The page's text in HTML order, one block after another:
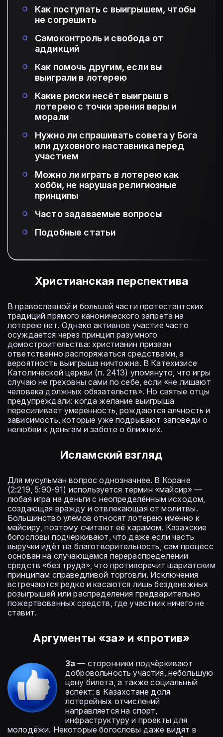
Как поступать с выигрышем, чтобы
не согрешить
Самоконтроль и свобода от
аддикций
Как помочь другим, если вы
выиграли в лотерею
Какие риски несёт выигрыш в
лотерею с точки зрения веры и
морали
Нужно ли спрашивать совета у Бога
или духовного наставника перед
участием
Можно ли играть в лотерею как
хобби, не нарушая религиозные
принципы
Часто задаваемые вопросы
Подобные статьи
Христианская перспектива
В православной и большей части протестантских
традиций прямого канонического запрета на
лотерею нет. Однако активное участие часто
осуждается через принцип разумного
домостроительства: христианин призван
ответственно распоряжаться средствами, а
вероятность выигрыша ничтожна. В Катехизисе
Католической церкви (п. 2413) упомянуто, что игры
случаю не греховны сами по себе, если «не лишают
человека должных обязательств». Но святые отцы
предупреждали: когда желание выигрыша
пересиливает умеренность, рождаются алчность и
зависимость, которые уже подрывают заповеди о
нелюбви к деньгам и заботе о ближних.
Исламский взгляд
Для мусульман вопрос однозначнее. В Коране
(2:219, 5:90-91) используется термин «майсир» —
любая игра на деньги с неопределённым исходом,
создающая вражду и отвлекающая от молитвы.
Большинство улемов относят лотерею именно к
майсиру, поэтому считают её харамом. Казахские
богословы подчёркивают, что даже если часть
выручки идёт на благотворительность, сам процесс
основан на случающемся перераспределении
средств «без труда», что противоречит шариатским
принципам справедливой торговли. Исключения
встречаются редко и касаются лишь безденежных
розыгрышей или распределения предварительно
пожертвованных средств, где участник ничего не
ставит.
Аргументы «за» и «против»
За — сторонники подчёркивают
добровольность участия, небольшую
цену билета, а также социальный
аспект: в Казахстане доля
лотерейных отчислений
направляется на спорт,
инфраструктуру и проекты для
молодёжи. Некоторые богословы даже видят в